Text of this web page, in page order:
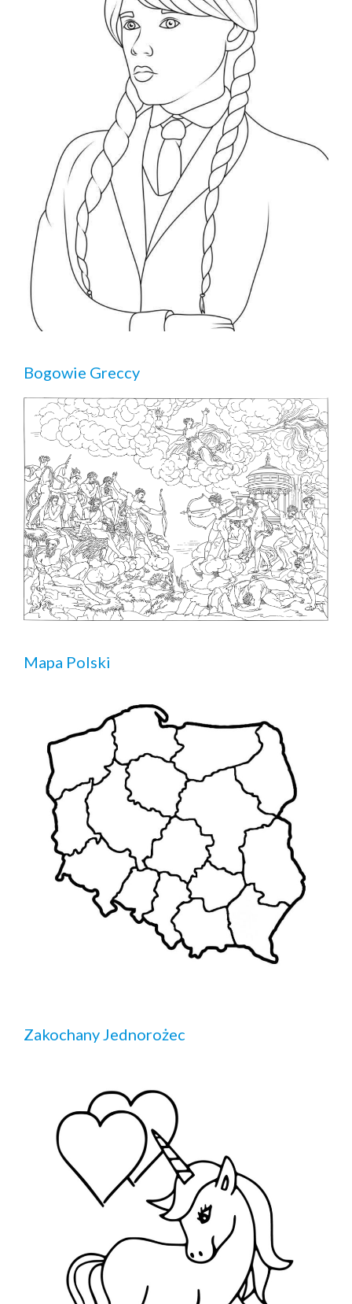
Bogowie Greccy
Mapa Polski
Zakochany Jednorożec